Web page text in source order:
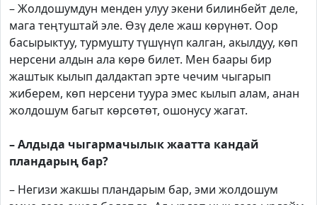
– Жолдошумдун менден улуу экени билинбейт деле,
мага теңтуштай эле. Өзү деле жаш көрүнөт. Оор
басырыктуу, турмушту түшүнүп калган, акылдуу, көп
нерсени алдын ала көрө билет. Мен баары бир
жаштык кылып далдактап эрте чечим чыгарып
жиберем, көп нерсени туура эмес кылып алам, анан
жолдошум багыт көрсөтөт, ошонусу жагат.
– Алдыда чыгармачылык жаатта кандай
пландарың бар?
– Негизи жакшы пландарым бар, эми жолдошум